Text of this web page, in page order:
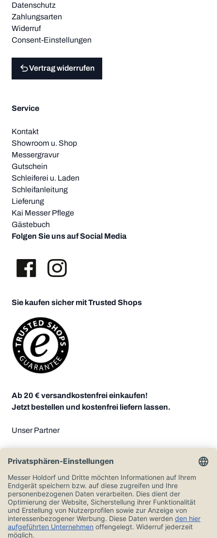
Datenschutz
Zahlungsarten
Widerruf
Consent-Einstellungen
Vertrag widerrufen
Service
Kontakt
Showroom u. Shop
Messergravur
Gutschein
Schleiferei u. Laden
Schleifanleitung
Lieferung
Kai Messer Pflege
Gästebuch
Folgen Sie uns auf Social Media
Sie kaufen sicher mit Trusted Shops
Ab 20 € versandkostenfrei einkaufen!
Jetzt bestellen und kostenfrei liefern lassen.
Unser Partner
Zahlungsoptionen